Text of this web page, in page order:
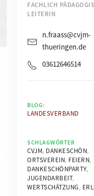
FACHLICH
LEITERIN
n.fraass@cvjm-
thueringen.de
03612646514
BLOG:
LANDESVERBAND
SCHLAGWÖRTER
CVJM, DANKESCHÖN,
ORTSVEREIN, FEIERN,
DANKESCHÖNPARTY,
JUGENDARBEIT,
WERTSCHÄTZUNG,